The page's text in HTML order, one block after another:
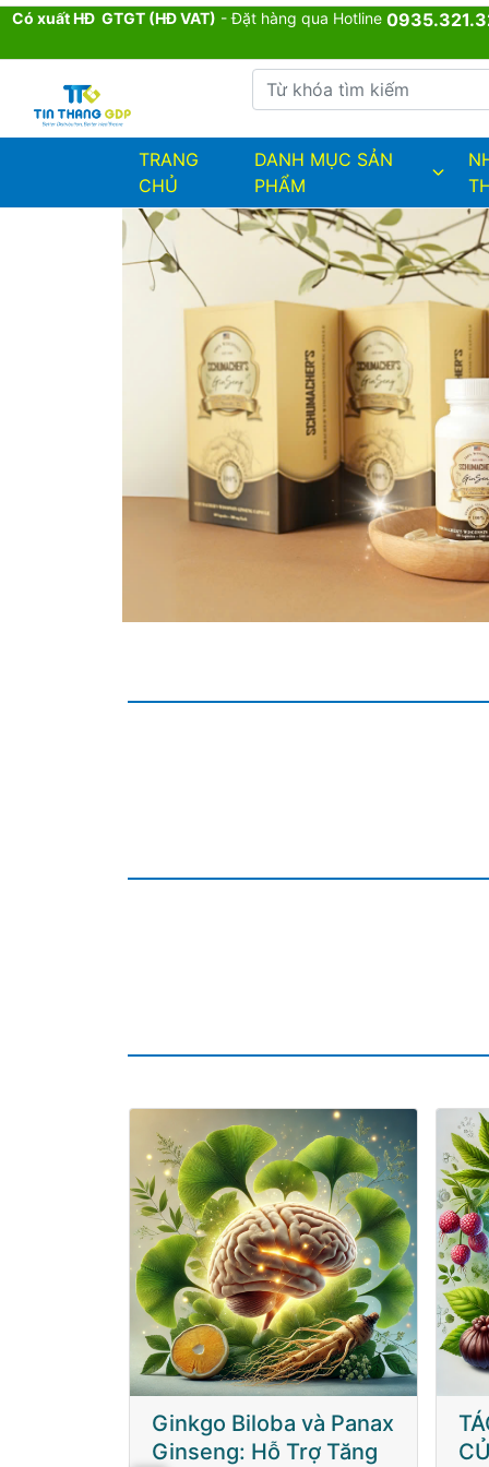
Có xuất HĐ GTGT (HĐ VAT) - Đặt hàng qua Hotline
Từ khóa tìm kiếm
TRANG
CHỦ
DANH MỤC SẢN
PHẨM
TÁC ĐỘNG CẤP TÍNH
CỦA SỰ KẾT HỢP